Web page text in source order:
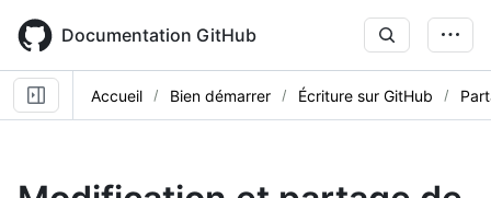
main
content
Documentation GitHub
Accueil Bien démarrer Écriture sur GitHub